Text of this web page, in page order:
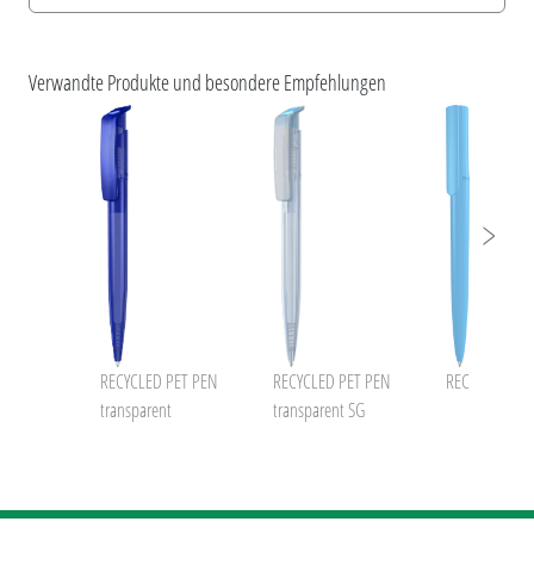
Information Druckposition
uma RECYCLED PET PEN
Verwandte Produkte und besondere Empfehlungen
RECYCLED PET PEN
transparent
RECYCLED PET PEN
transparent SG
RECYCLED